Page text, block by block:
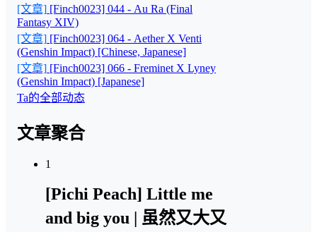
[文章] [Finch0023] 044 - Au Ra (Final
Fantasy XIV)
[文章] [Finch0023] 064 - Aether X Venti
(Genshin Impact) [Chinese, Japanese]
[文章] [Finch0023] 066 - Freminet X Lyney
(Genshin Impact) [Japanese]
Ta的全部动态
文章聚合
1
[Pichi Peach] Little me
and big you | 虽然又大又